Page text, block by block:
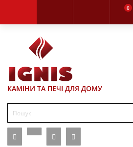
0
КАМІНИ ТА ПЕЧІ ДЛЯ ДОМУ